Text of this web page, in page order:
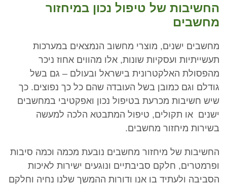
החשיבות של טיפול נכון במיחזור
מחשבים
מחשבים ישנים, מוצרי מחשוב הנמצאים במערכות
תעשייתיות ועסקיות שונות, אלו מהווים אחוז ניכר
מהפסולת האלקטרונית בישראל ובעולם – גם בשל
גודלם וגם כמובן בשל העובדה שהם כל כך נפוצים. כך
שיש חשיבות מכרעת בטיפול נכון ואפקטיבי במחשבים
ישנים או תקולים, טיפול המתבטא הלכה למעשה
בשירות מיחזור מחשבים.
החשיבות של מיחזור מחשבים נובעת מכמה וכמה סיבות
ופרמטרים, חלקם סביבתיים ונוגעים ישירות לאיכות
הסביבה ולעתיד בו אנו ודורות ההמשך שלנו נחיה וחלקם